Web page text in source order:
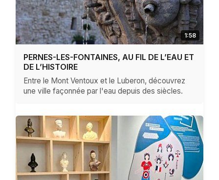
1:58
PERNES-LES-FONTAINES, AU FIL DE L’EAU ET
DE L’HISTOIRE
Entre le Mont Ventoux et le Luberon, découvrez
une ville façonnée par l'eau depuis des siècles.